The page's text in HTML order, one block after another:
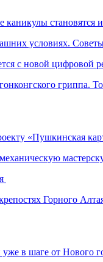
каникулы становятся
условиях.
с новой цифровой
гриппа.
«Пушкинская
Горного
уже в шаге от Нового